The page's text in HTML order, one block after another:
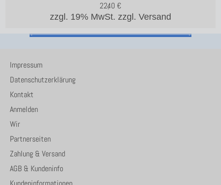
zzgl. 19% MwSt. zzgl. Versand
22,40 €
Impressum
Datenschutzerklärung
Kontakt
Anmelden
Wir
Partnerseiten
Zahlung & Versand
AGB & Kundeninfo